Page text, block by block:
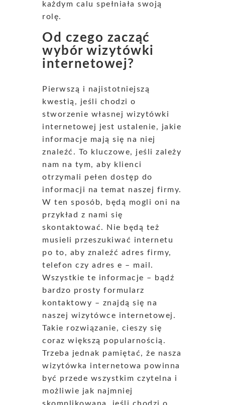
każdym calu spełniała swoją
rolę.
Od czego zacząć
wybór wizytówki
internetowej?
Pierwszą i najistotniejszą
kwestią, jeśli chodzi o
stworzenie własnej wizytówki
internetowej jest ustalenie, jakie
informacje mają się na niej
znaleźć. To kluczowe, jeśli zależy
nam na tym, aby klienci
otrzymali pełen dostęp do
informacji na temat naszej firmy.
W ten sposób, będą mogli oni na
przykład z nami się
skontaktować. Nie będą też
musieli przeszukiwać internetu
po to, aby znaleźć adres firmy,
telefon czy adres e – mail.
Wszystkie te informacje – bądź
bardzo prosty formularz
kontaktowy – znajdą się na
naszej wizytówce internetowej.
Takie rozwiązanie, cieszy się
coraz większą popularnością.
Trzeba jednak pamiętać, że nasza
wizytówka internetowa powinna
być przede wszystkim czytelna i
możliwie jak najmniej